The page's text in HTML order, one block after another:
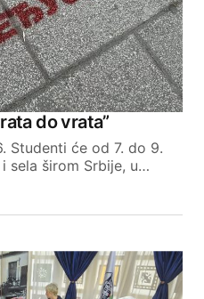
do vrata”
Studenti će od 7. do 9.
sela širom Srbije, u…